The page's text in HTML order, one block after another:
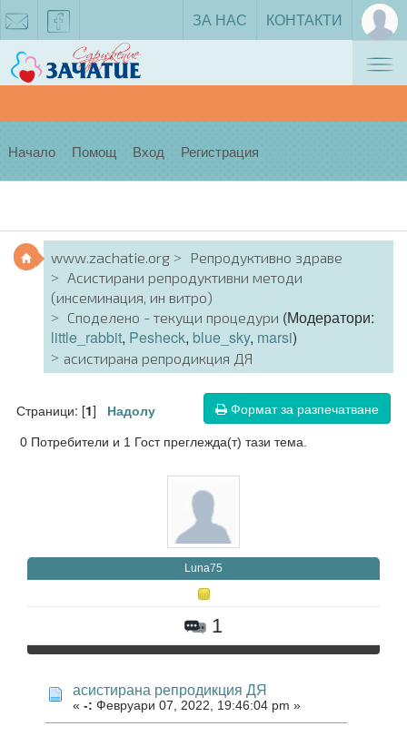
facebook
ЗА НАС КОНТАКТИ
Начало Помощ Вход Регистрация
www.zachatie.org
Репродуктивно здраве
Асистирани репродуктивни методи
(инсеминация, ин витро)
Споделено - текущи процедури (Модератори:
little_rabbit, Pesheck, blue_sky, marsi)
асистирана репродикция ДЯ
Формат за разпечатване
Страници: [1] Надолу
0 Потребители и 1 Гост преглежда(т) тази тема.
Luna75
1
асистирана репродикция ДЯ
« -: Февруари 07, 2022, 19:46:04 pm »